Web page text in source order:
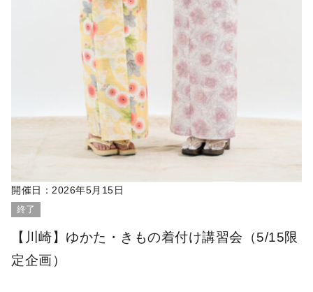
開催日： 2026年5月15日
終了
【川崎】ゆかた・きもの着付け講習会（5/15限
定企画）